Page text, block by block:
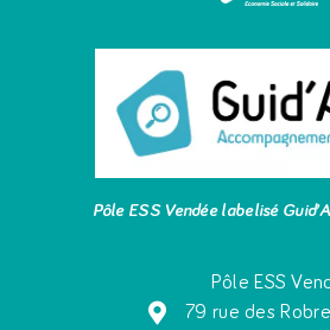
Pôle ESS Vendée labelisé
Pôle ESS
79 rue des